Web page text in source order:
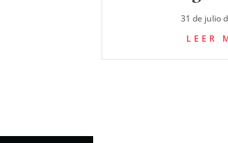
31 de julio
LEER